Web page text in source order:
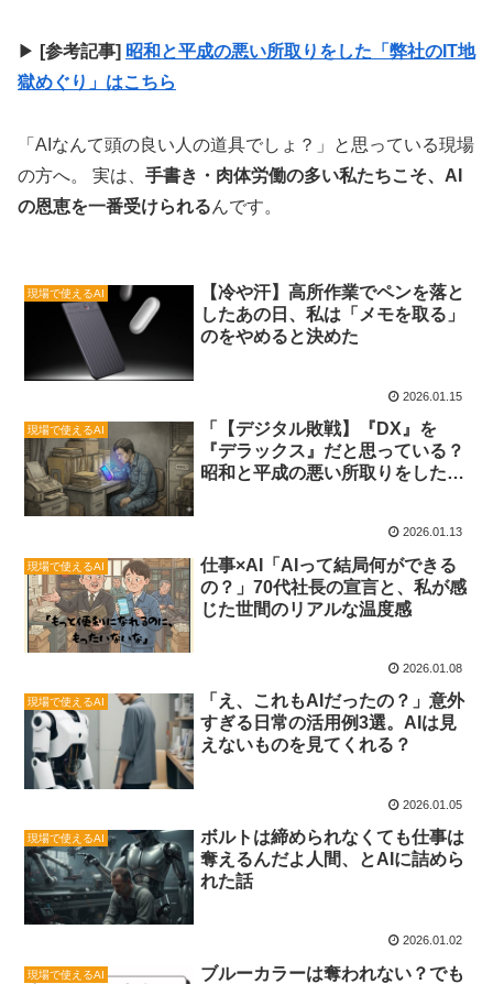
▶ [参考記事] 昭和と平成の悪い所取りをした「弊社のIT地
獄めぐり」はこちら
「AIなんて頭の良い人の道具でしょ？」と思っている現場
の方へ。 実は、 手書き・肉体労働の多い私たちこそ、AI
の恩恵を一番受けられるんです。
現場で使えるAI
【冷や汗】高所作業でペンを落と
したあの日、私は「メモを取る」
のをやめると決めた
2026.01.15
現場で使えるAI
「【デジタル敗戦】『DX』を
『デラックス』だと思っている？
昭和と平成の悪い所取りをした、
2026.01.13
現場で使えるAI
仕事×AI「AIって結局何ができる
の？」70代社長の宣言と、私が感
じた世間のリアルな温度感
2026.01.08
現場で使えるAI
「え、これもAIだったの？」意外
すぎる日常の活用例3選。AIは見
えないものを見てくれる？
2026.01.05
現場で使えるAI
ボルトは締められなくても仕事は
奪えるんだよ人間、とAIに詰めら
れた話
2026.01.02
現場で使えるAI
ブルーカラーは奪われない？でも